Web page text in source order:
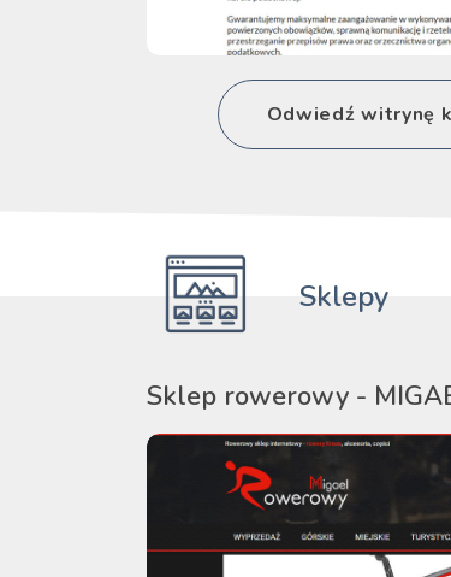
Odwiedź witrynę
Sklepy
Sklep rowerowy -